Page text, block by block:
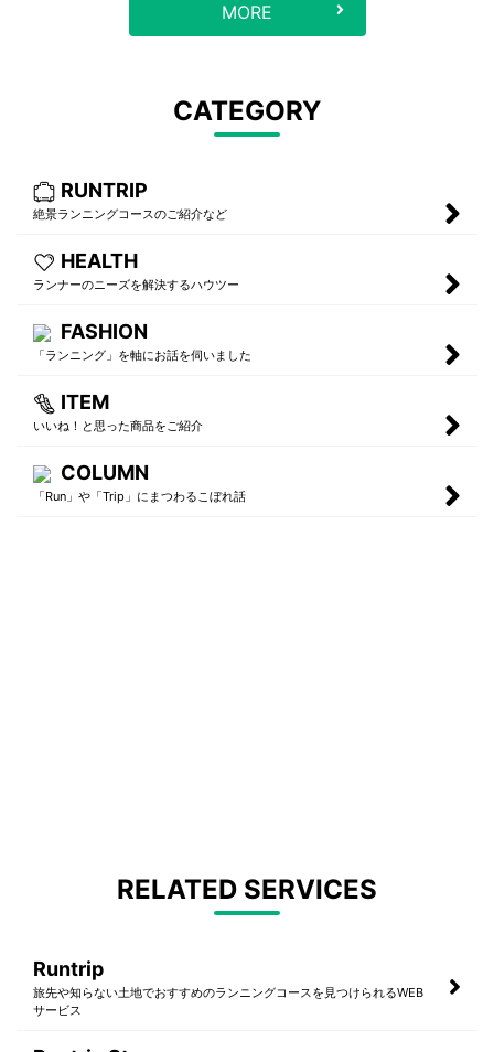
MORE
CATEGORY
RUNTRIP
絶景ランニングコースのご紹介など
HEALTH
ランナーのニーズを解決するハウツー
FASHION
「ランニング」を軸にお話を伺いました
ITEM
いいね！と思った商品をご紹介
COLUMN
「Run」や「Trip」にまつわるこぼれ話
RELATED SERVICES
Runtrip
旅先や知らない土地でおすすめのランニングコースを見つけられるWEB
サービス